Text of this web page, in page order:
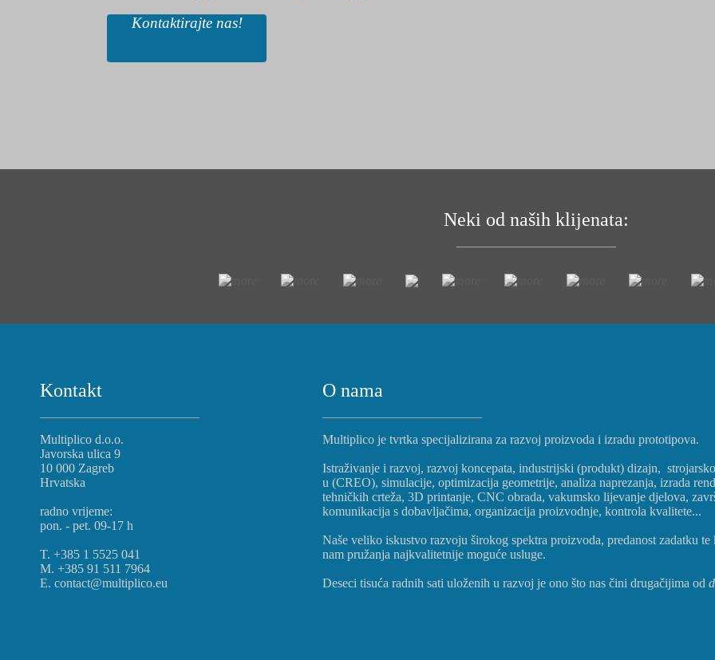
Kontaktirajte nas!
Neki od naših klijenata:
Kontakt
Multiplico d.o.o.
Javorska ulica 9
10 000 Zagreb
Hrvatska
radno vrijeme:
pon. - pet. 09-17 h
T. +385 1 5525 041
M. +385 91 511 7964
E. contact@multiplico.eu
O nama
Multiplico je tvrtka specijalizirana za razvoj proizvoda i izradu prototipova.
Istraživanje i razvoj, razvoj koncepata, industrijski (produkt) dizajn,
u (CREO), simulacije, optimizacija geometrije, analiza naprezanja, izrada
tehničkih crteža, 3D printanje, CNC obrada, vakumsko lijevanje djelova,
komunikacija s dobavljačima, organizacija proizvodnje, kontrola kvalitete...
Naše veliko iskustvo razvoju širokog spektra proizvoda, predanost zadatku
nam pružanja najkvalitetnije moguće usluge.
Deseci tisuća radnih sati uloženih u razvoj je ono što nas čini drugačijima od